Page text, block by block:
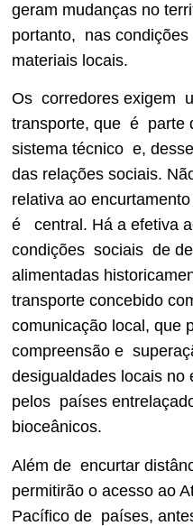
geram mudanças no
portanto, nas
materiais locais.
Os corredores exigem
transporte, que é parte
sistema técnico e,
das relações sociais.
relativa ao
é central. Há a efetiva
condições sociais de
alimentadas
transporte concebido
comunicação local, que
compreensão e
desigualdades locais no
pelos países
bioceânicos.
Além de encurtar
permitirão o acesso ao
Pacífico de países,